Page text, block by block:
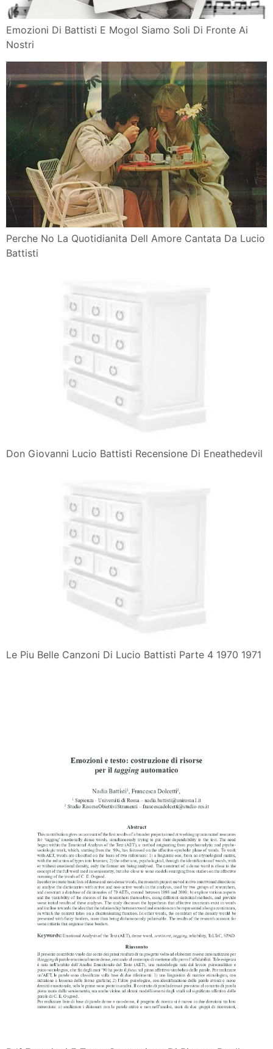
Emozioni Di Battisti E Mogol Siamo Soli Di Fronte Ai
Nostri
Perche No La Quotidianita Dell Amore Cantata Da Lucio
Battisti
Don Giovanni Lucio Battisti Recensione Di Eneathedevil
Le Piu Belle Canzoni Di Lucio Battisti Parte 4 1970 1971